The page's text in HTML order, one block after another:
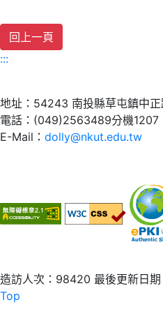
:::
地址：54243 南投縣草屯鎮中
電話：(049)2563489分機1207
E-Mail： dolly@nkut.edu.tw
造訪人次：98420 最後更新日
Top